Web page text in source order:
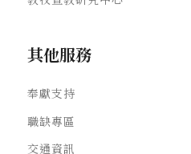
其他服務
奉獻支持
職缺專區
交通資訊